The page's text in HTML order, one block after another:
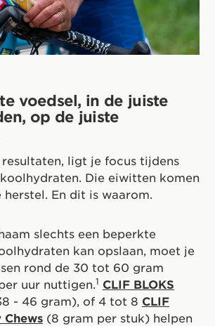
voedsel, in de juiste
op de juiste
ligt je focus tijdens
Die eiwitten komen
herstel. En dit is waarom.
slechts een beperkte
kan opslaan, moet je
rond de 30 tot 60 gram
uur nuttigen.1 CLIF BLOKS
- 46 gram), of 4 tot 8 CLIF
Chews(8 gram per stuk) helpen